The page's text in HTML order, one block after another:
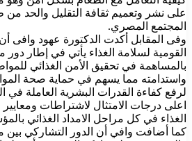
على نشر وتعميم ثقافة التقليل والحد من
المجتمع المصري.
وفى المقابل أكدت الدكتورة عهود وافى أن
القومية لسلامة الغذاء يأتي في إطار
بالمساهمة في تحقيق الأمن الغذائي
واستدامته مما يسهم في حماية صحة
لرفع كفاءة القدرات البشرية العاملة
اعلى درجات الامتثال لاشتراطات ومعايير
الغذاء في كل مراحل الامداد الغذائي
كما أضافت وافي أن الدور التشاركي